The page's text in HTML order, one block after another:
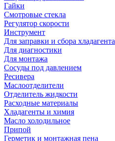
Гайки
Смотровые стекла
Регулятор скорости
Инструмент
Для заправки и сбора хладагента
Для диагностики
Для монтажа
Сосуды под давлением
Ресивера
Маслоотделители
Отделитель жидкости
Расходные материалы
Хладагенты и химия
Масло холодильное
Припой
Герметик и монтажная пена